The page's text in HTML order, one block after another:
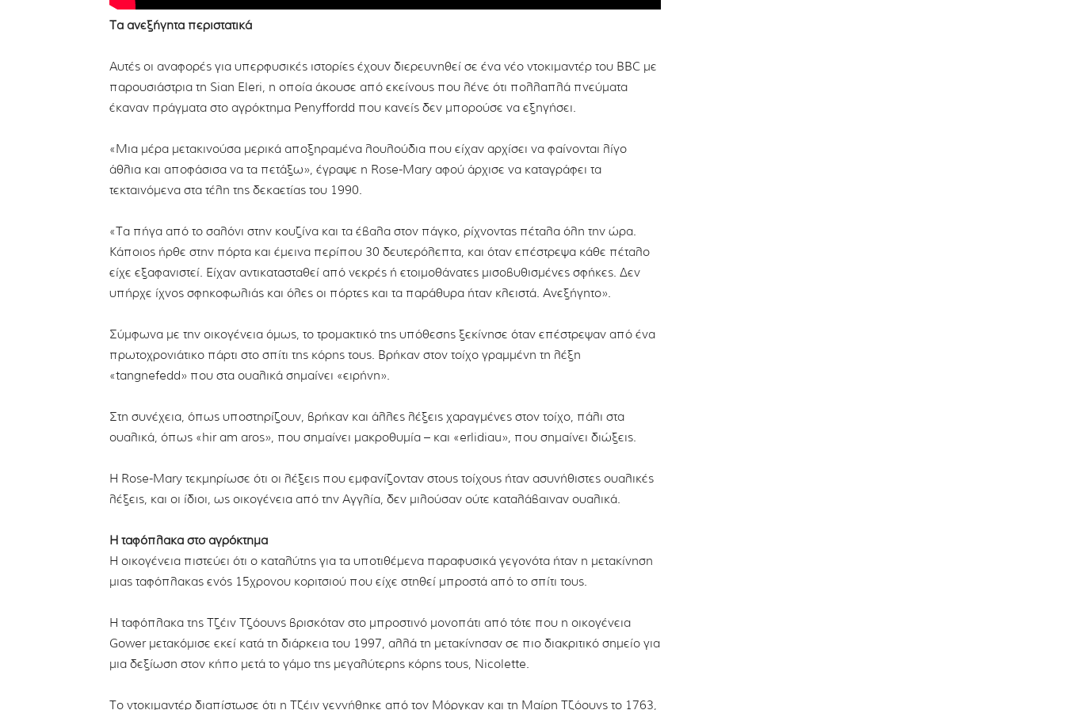
Τα ανεξήγητα περιστατικά
Αυτές οι αναφορές για υπερφυσικές ιστορίες έχουν διερευνηθεί σε ένα νέο ντοκιμαντέρ του BBC με
παρουσιάστρια τη Sian Eleri, η οποία άκουσε από εκείνους που λένε ότι πολλαπλά πνεύματα
έκαναν πράγματα στο αγρόκτημα Penyffordd που κανείς δεν μπορούσε να εξηγήσει.
«Μια μέρα μετακινούσα μερικά αποξηραμένα λουλούδια που είχαν αρχίσει να φαίνονται λίγο
άθλια και αποφάσισα να τα πετάξω», έγραψε η Rose-Mary αφού άρχισε να καταγράφει τα
τεκταινόμενα στα τέλη της δεκαετίας του 1990.
«Τα πήγα από το σαλόνι στην κουζίνα και τα έβαλα στον πάγκο, ρίχνοντας πέταλα όλη την ώρα.
Κάποιος ήρθε στην πόρτα και έμεινα περίπου 30 δευτερόλεπτα, και όταν επέστρεψα κάθε πέταλο
είχε εξαφανιστεί. Είχαν αντικατασταθεί από νεκρές ή ετοιμοθάνατες μισοβυθισμένες σφήκες. Δεν
υπήρχε ίχνος σφηκοφωλιάς και όλες οι πόρτες και τα παράθυρα ήταν κλειστά. Ανεξήγητο».
Σύμφωνα με την οικογένεια όμως, το τρομακτικό της υπόθεσης ξεκίνησε όταν επέστρεψαν από ένα
πρωτοχρονιάτικο πάρτι στο σπίτι της κόρης τους. Βρήκαν στον τοίχο γραμμένη τη λέξη
«tangnefedd» που στα ουαλικά σημαίνει «ειρήνη».
Στη συνέχεια, όπως υποστηρίζουν, βρήκαν και άλλες λέξεις χαραγμένες στον τοίχο, πάλι στα
ουαλικά, όπως «hir am aros», που σημαίνει μακροθυμία – και «erlidiau», που σημαίνει διώξεις.
Η Rose-Mary τεκμηρίωσε ότι οι λέξεις που εμφανίζονταν στους τοίχους ήταν ασυνήθιστες ουαλικές
λέξεις, και οι ίδιοι, ως οικογένεια από την Αγγλία, δεν μιλούσαν ούτε καταλάβαιναν ουαλικά.
Η ταφόπλακα στο αγρόκτημα
Η οικογένεια πιστεύει ότι ο καταλύτης για τα υποτιθέμενα παραφυσικά γεγονότα ήταν η μετακίνηση
μιας ταφόπλακας ενός 15χρονου κοριτσιού που είχε στηθεί μπροστά από το σπίτι τους.
Η ταφόπλακα της Τζέιν Τζόουνς βρισκόταν στο μπροστινό μονοπάτι από τότε που η οικογένεια
Gower μετακόμισε εκεί κατά τη διάρκεια του 1997, αλλά τη μετακίνησαν σε πιο διακριτικό σημείο για
μια δεξίωση στον κήπο μετά το γάμο της μεγαλύτερης κόρης τους, Nicolette.
Το ντοκιμαντέρ διαπίστωσε ότι η Τζέιν γεννήθηκε από τον Μόργκαν και τη Μαίρη Τζόουνς το 1763,